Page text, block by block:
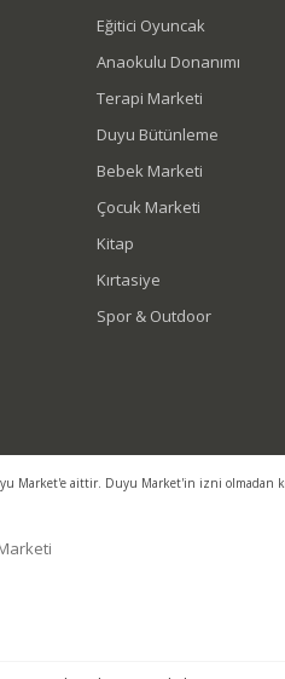
Eğitici Oyuncak
Anaokulu Donanımı
Terapi Marketi
Duyu Bütünleme
Bebek Marketi
Çocuk Marketi
Kitap
Kırtasiye
Spor & Outdoor
Market'e aittir. Duyu Market'in izni olmadan